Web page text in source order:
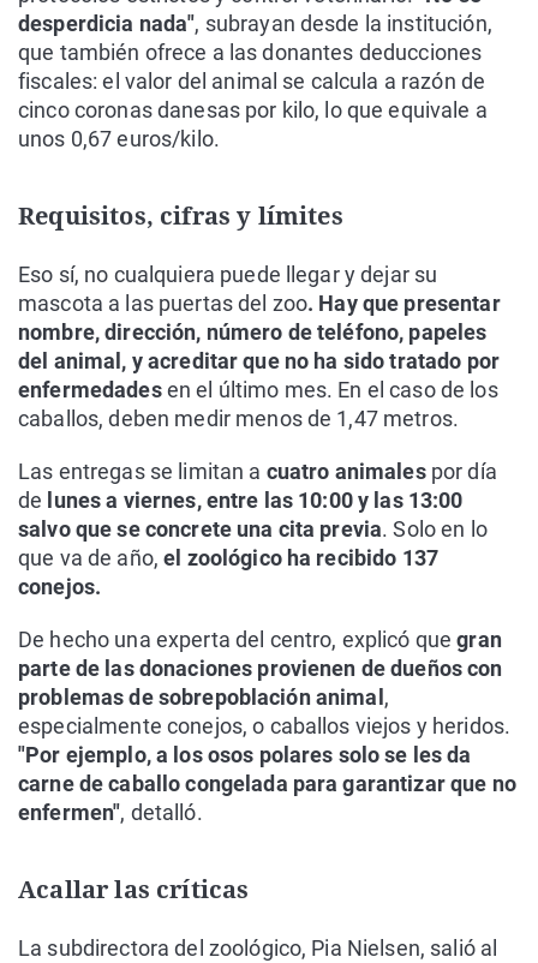
desperdicia nada", subrayan desde la institución,
que también ofrece a las donantes deducciones
fiscales: el valor del animal se calcula a razón de
cinco coronas danesas por kilo, lo que equivale a
unos 0,67 euros/kilo.
Requisitos, cifras y límites
Eso sí, no cualquiera puede llegar y dejar su
mascota a las puertas del zoo. Hay que presentar
nombre, dirección, número de teléfono, papeles
del animal, y acreditar que no ha sido tratado por
enfermedadesen el último mes. En el caso de los
caballos, deben medir menos de 1,47 metros.
Las entregas se limitan a cuatro animalespor día
de lunes a viernes, entre las 10:00 y las 13:00
salvo que se concrete una cita previa. Solo en lo
que va de año, el zoológico ha recibido 137
conejos.
De hecho una experta del centro, explicó quegran
parte de las donaciones provienen de dueños con
problemas de sobrepoblación animal ,
especialmente conejos, o caballos viejos y heridos.
"Por ejemplo, a los osos polares solo se les da
carne de caballo congelada para garantizar que no
enfermen", detalló.
Acallar las críticas
La subdirectora del zoológico, Pia Nielsen, salió al